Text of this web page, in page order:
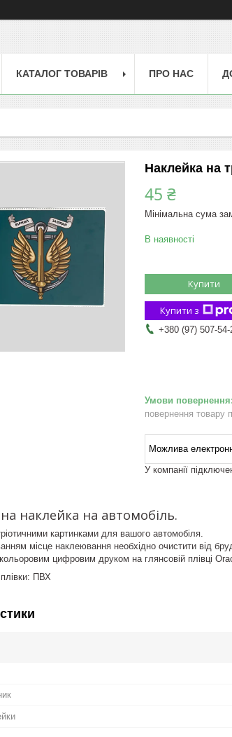
КАТАЛОГ ТОВАРІВ ПРО НАС
Наклейка на
45 ₴
Мінімальна сума
В наявності
Купити
Купити з
+380 (97) 507-54-
повернення товару
У компанії
наклейка на автомобіль.
картинками для вашого автомобіля.
місце наклеювання необхідно очистити від
цифровим друком на глянсовій плівці
ПВХ